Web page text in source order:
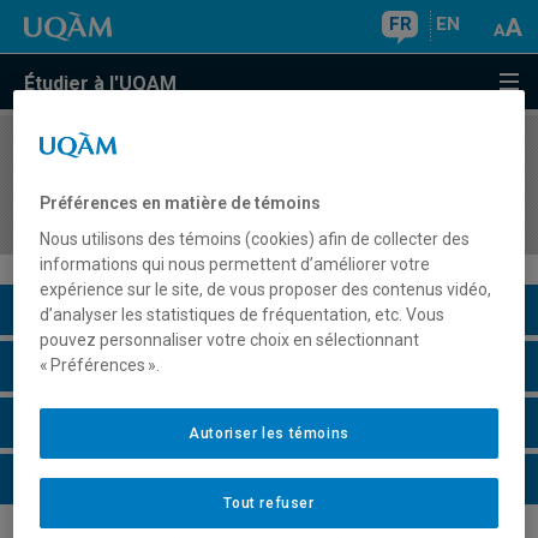
FR EN
Étudier à l'UQAM
COURS//
joueurs
Description du cours
Horaire - Été 2026
Horaire - Automne 2026
Horaire - Hiver 2027
Préférences en matière de témoins
Nous utilisons des témoins (cookies) afin de collecter des
informations qui nous permettent d’améliorer votre
expérience sur le site, de vous proposer des contenus vidéo,
d’analyser les statistiques de fréquentation, etc. Vous
pouvez personnaliser votre choix en sélectionnant
« Préférences ».
Tout refuser
Autoriser les témoins